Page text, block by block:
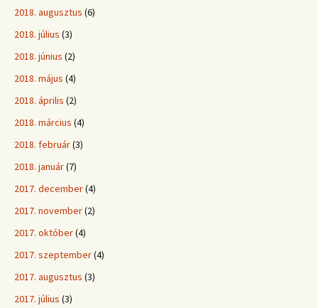
2018. augusztus (6)
2018. július (3)
2018. június (2)
2018. május (4)
2018. április (2)
2018. március (4)
2018. február(3)
2018. január(7)
2017. december(4)
2017. november(2)
2017. október(4)
2017. szeptember(4)
2017. augusztus (3)
2017. július (3)